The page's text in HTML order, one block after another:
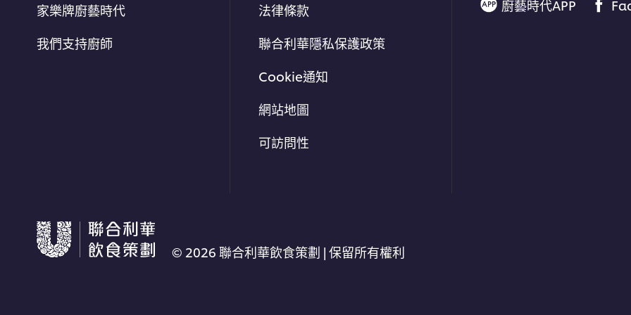
家樂牌廚藝時代
我們支持廚師
法律條款
聯合利華隱私保護政策
Cookie通知
網站地圖
可訪問性
廚藝時代APP
© 2026 聯合利華飲食策劃 | 保留所有權利